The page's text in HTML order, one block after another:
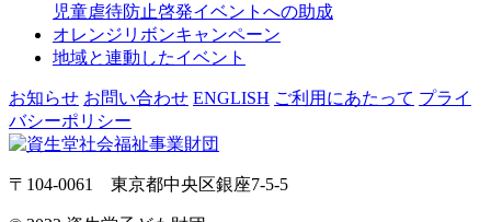
児童虐待防止啓発イベントへの助成
オレンジリボンキャンペーン
地域と連動したイベント
お知らせ お問い合わせ ENGLISH ご利用にあたって プライ
バシーポリシー
〒104-0061 東京都中央区銀座7-5-5